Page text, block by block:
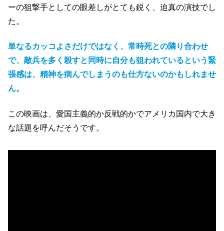
ーの狙撃手としての眼差しがとても鋭く、迫真の演技でし
た。
単なるカッコよさだけではなく、常時死との隣り合わせ
で、敵兵を多く殺すと同時に自分も狙われているという緊
張感は、精神を病んでしまうのも仕方ないのかもしれませ
ん。
この映画は、愛国主義的か反戦的かでアメリカ国内で大き
な話題を呼んだそうです。